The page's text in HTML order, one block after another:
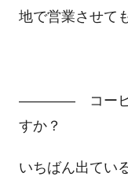
地で営業させて
―――― コーヒー
すか？
いちばん出てい